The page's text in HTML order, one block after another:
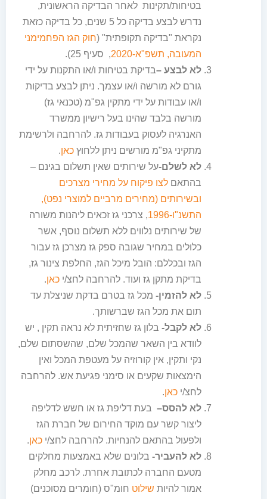
בטיחות/תקינות לאחר הבדיקה הראשונית,
נדרש לבצע בדיקה כל 5 שנים, כל בדיקה כזאת
נקראת "בדיקה תקופתית" (חוק הגז הפחמימני
המעובה, תשפ"א-2020
, סעיף 25).
לא לבצע –בדיקת בטיחות ו/או התקנות על ידי
גורם לא מורשה ו/או עצמך. ניתן לבצע בדיקות
ו/או עבודות על ידי מתקין גפ"מ (טכנאי גז)
מורשה בלבד שהינו בעל רישיון ממשרד
האנרגיה לעסוק בעבודות גז. להרחבה ולרשימת
מתקיני גפ"מ מורשים ניתן ללחוץ כאן.
לא לשלם-על שירותים שאין תשלום בגינם –
בהתאם לצו פיקוח על מחירי מצרכים
ובשירותים (מחירים מרביים למוצרי נפט),
התשנ"ו-1996
, צרכני גז זכאים ליהנות משורה
של שירותים נלווים ללא תשלום נוסף, אשר
כלולים במחיר שגובה ספק גז מצרכן גז עבור
הגז ובכללם: הובל מיכל הגז, החלפת צינור גז,
בדיקת מתקן גז ועוד. להרחבה לחצ/י כאן.
לא להזמין- מכל גז בטרם בדקת שניצלת עד
תום את מכל הגז שברשותך.
לא לקבל- בלון גז שחזיתית לא נראה תקין , יש
לוודא בין השאר שהמכל שלם, שהשסתום שלם,
נקי ותקין, אין קורוזיה על מעטפת המכל ואין
הימצאות שקעים או סימני פגיעת אש. להרחבה
לחצ/י כאן.
לא להסס– בעת דליפת גז או חשש לדליפה
ליצור קשר עם מוקד החירום של חברת הגז
ולפעול בהתאם להנחיות. להרחבה לחצ/י כאן.
לא להעביר- בלונים שלא באמצעות מחלקים
מטעם החברה לכתובת אחרת. לרכב מחלק
אמור להיות שילוט חומ"ס (חומרים מסוכנים)